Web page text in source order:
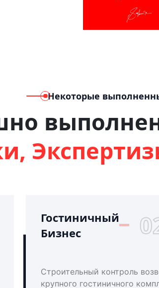
Некоторые
Гостиничный
Бизнес
Строительный контроль
крупного гостиничного